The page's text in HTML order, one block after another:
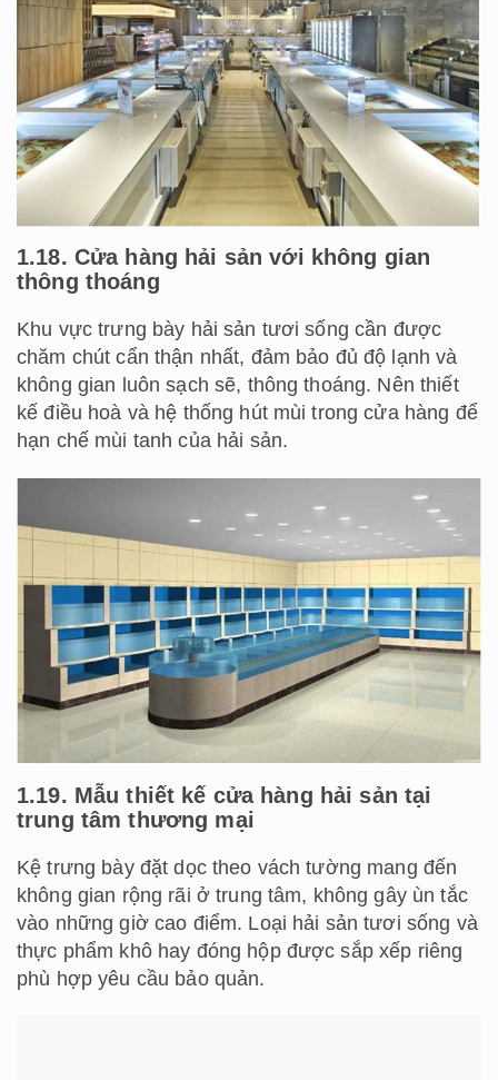
1.18. Cửa hàng hải sản với không gian
thông thoáng
Khu vực trưng bày hải sản tươi sống cần được
chăm chút cẩn thận nhất, đảm bảo đủ độ lạnh và
không gian luôn sạch sẽ, thông thoáng. Nên thiết
kế điều hoà và hệ thống hút mùi trong cửa hàng để
hạn chế mùi tanh của hải sản.
1.19. Mẫu thiết kế cửa hàng hải sản tại
trung tâm thương mại
Kệ trưng bày đặt dọc theo vách tường mang đến
không gian rộng rãi ở trung tâm, không gây ùn tắc
vào những giờ cao điểm. Loại hải sản tươi sống và
thực phẩm khô hay đóng hộp được sắp xếp riêng
phù hợp yêu cầu bảo quản.